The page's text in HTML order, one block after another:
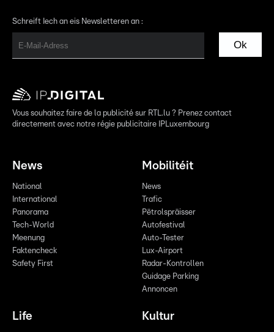
Schreift Iech an eis Newsletteren an :
Ok
Vous souhaitez faire de la publicité sur RTL.lu ? Prenez contact
directement avec notre régie publicitaire IPLuxembourg
News
National
International
Panorama
Tech-World
Meenung
Faktencheck
Safety First
Mobilitéit
News
Trafic
Pëtrolspräisser
Autofestival
Auto-Tester
Lux-Airport
Radar-Kontrollen
Guidage Parking
Annoncen
Life Kultur